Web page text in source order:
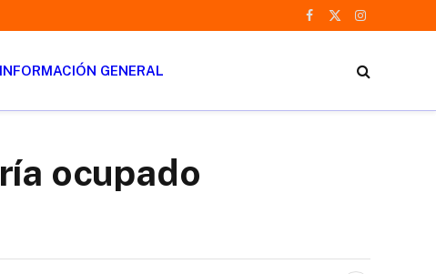
Facebook
X
Instagram
INFORMACIÓN GENERAL
ocupado